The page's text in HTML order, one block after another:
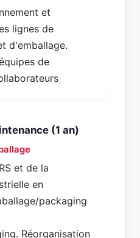
et
lignes de
d'emballage.
de
(1 an)
et de la
en
packaging
Réorganisation